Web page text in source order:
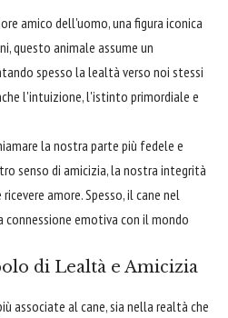
amico dell'uomo, una figura iconica
questo animale assume un
spesso la lealtà verso noi stessi
l'intuizione, l'istinto primordiale e
la nostra parte più fedele e
senso di amicizia, la nostra integrità
amore. Spesso, il cane nel
emotiva con il mondo
di Lealtà e Amicizia
associate al cane, sia nella realtà che